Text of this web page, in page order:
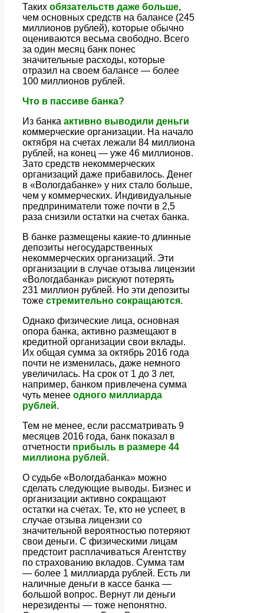
Таких обязательств даже больше,
чем основных средств на балансе (245
миллионов рублей), которые обычно
оцениваются весьма свободно. Всего
за один месяц банк понес
значительные расходы, которые
отразил на своем балансе — более
100 миллионов рублей.
Что в пассиве банка?
Из банка активно выводили деньги
коммерческие организации. На начало
октября на счетах лежали 84 миллиона
рублей, на конец — уже 46 миллионов.
Зато средств некоммерческих
организаций даже прибавилось. Денег
в «Вологдабанке» у них стало больше,
чем у коммерческих. Индивидуальные
предприниматели тоже почти в 2,5
раза снизили остатки на счетах банка.
В банке размещены какие-то длинные
депозиты негосударственных
некоммерческих организаций. Эти
организации в случае отзыва лицензии
«Вологдабанка» рискуют потерять
231 миллион рублей. Но эти депозиты
тоже стремительно сокращаются.
Однако физические лица, основная
опора банка, активно размещают в
кредитной организации свои вклады.
Их общая сумма за октябрь 2016 года
почти не изменилась, даже немного
увеличилась. На срок от 1 до 3 лет,
например, банком привлечена сумма
чуть менее одного миллиарда
рублей.
Тем не менее, если рассматривать 9
месяцев 2016 года, банк показал в
отчетности прибыль в размере 44
миллиона рублей.
О судьбе «Вологдабанка» можно
сделать следующие выводы. Бизнес и
организации активно сокращают
остатки на счетах. Те, кто не успеет, в
случае отзыва лицензии со
значительной вероятностью потеряют
свои деньги. С физическими лицам
предстоит расплачиваться Агентству
по страхованию вкладов. Сумма там
— более 1 миллиарда рублей. Есть ли
наличные деньги в кассе банка —
большой вопрос. Вернут ли деньги
нерезиденты — тоже непонятно.